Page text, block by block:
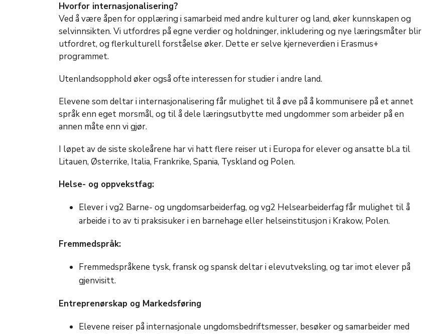
Hvorfor internasjonalisering?
Ved å være åpen for opplæring i samarbeid med andre kulturer og land, øker kunnskapen og
selvinnsikten. Vi utfordres på egne verdier og holdninger, inkludering og nye læringsmåter blir
utfordret, og flerkulturell forståelse øker. Dette er selve kjerneverdien i Erasmus+
programmet.
Utenlandsopphold øker også ofte interessen for studier i andre land.
Elevene som deltar i internasjonalisering får mulighet til å øve på å kommunisere på et annet
språk enn eget morsmål, og til å dele læringsutbytte med ungdommer som arbeider på en
annen måte enn vi gjør.
I løpet av de siste skoleårene har vi hatt flere reiser ut i Europa for elever og ansatte bl.a til
Litauen, Østerrike, Italia, Frankrike, Spania, Tyskland og Polen.
Helse- og oppvekstfag:
Elever i vg2 Barne- og ungdomsarbeiderfag, og vg2 Helsearbeiderfag får mulighet til å
arbeide i to av ti praksisuker i en barnehage eller helseinstitusjon i Krakow, Polen.
Fremmedspråk:
Fremmedspråkene tysk, fransk og spansk deltar i elevutveksling, og tar imot elever på
gjenvisitt.
Entreprenørskap og Markedsføring
Elevene reiser på internasjonale ungdomsbedriftsmesser, besøker og samarbeider med